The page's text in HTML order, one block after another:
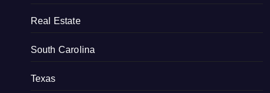
Real Estate
South Carolina
Texas